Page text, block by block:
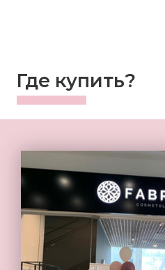
Где купить?